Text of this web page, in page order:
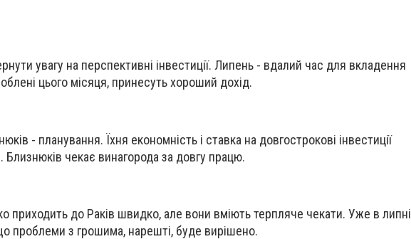
увагу на перспективні інвестиції. Липень - вдалий час для вкладення
цього місяця, принесуть хороший дохід.
- планування. Їхня економність і ставка на довгострокові інвестиції
Близнюків чекає винагорода за довгу працю.
приходить до Раків швидко, але вони вміють терпляче чекати. Уже в липні
проблеми з грошима, нарешті, буде вирішено.